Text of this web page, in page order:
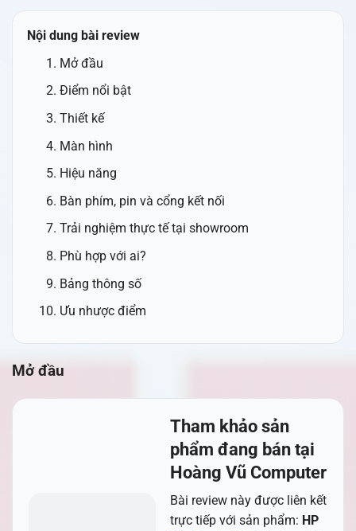
Nội dung bài review
Mở đầu
Điểm nổi bật
Thiết kế
Màn hình
Hiệu năng
Bàn phím, pin và cổng kết nối
Trải nghiệm thực tế tại showroom
Phù hợp với ai?
Bảng thông số
Ưu nhược điểm
Mở đầu
Tham khảo sản
phẩm đang bán tại
Hoàng Vũ Computer
Bài review này được liên kết
trực tiếp với sản phẩm: HP